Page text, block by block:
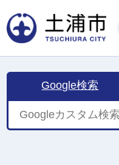
Google検索